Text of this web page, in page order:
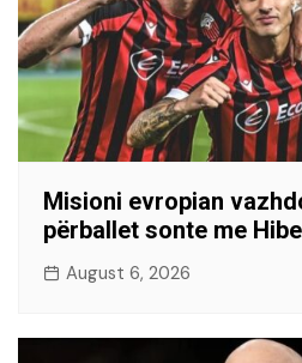
Misioni evropian
përballet sonte me
August 6, 2026